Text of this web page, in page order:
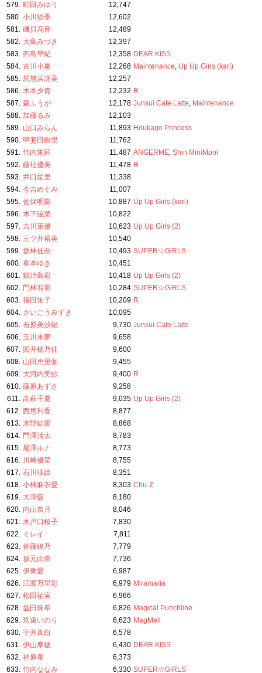
579. 町田みゆう
12,747
580. 小川紗季
12,602
581. 磯貝花音
12,489
582. 大島みづき
12,397
583. 四島早紀 12,358 DEAR KISS
584. 古川小夏 12,268 Maintenance, Up Up Girls (kari)
585. 尻無浜冴美
12,257
586. 木本夕貴 12,232 R
587. 森ふうか 12,178 Junsui Cafe Latte, Maintenance
588. 加藤るみ
12,103
589. 山口みらん 11,893 Houkago Princess
590. 甲斐田樹里
11,762
591. 竹内朱莉 11,487 ANGERME, Shin MiniMoni
592. 藤社優美 11,478 R
593. 井口栞里
11,338
594. 今吉めぐみ
11,007
595. 佐保明梨 10,887 Up Up Girls (kari)
596. 木下綾菜
10,822
597. 吉川茉優 10,623 Up Up Girls (2)
598. 三ツ井裕美
10,540
599. 坂林佳奈 10,493 SUPER☆GiRLS
600. 春本ゆき
10,451
601. 鍛治島彩 10,418 Up Up Girls (2)
602. 門林有羽 10,284 SUPER☆GiRLS
603. 福田朱子 10,209 R
604. さいごうみずき
10,095
605. 石原美沙紀 9,730 Junsui Cafe Latte
606. 玉川来夢
9,658
607. 照井穂乃佳
9,600
608. 山田恵里伽
9,455
609. 大河内美紗 9,400 R
610. 藤原あずさ
9,258
611. 高萩千夏 9,035 Up Up Girls (2)
612. 西恵利香
8,877
613. 水野結愛
8,868
614. 門澤清太
8,783
615. 尾澤ルナ
8,773
616. 川崎優菜
8,755
617. 石川咲姫
8,351
618. 小林麻衣愛 8,303 Chu-Z
619. 大澤藍
8,180
620. 内山奈月
8,046
621. 木戸口桜子
7,830
622. ミレイ
7,811
623. 佐藤綾乃
7,779
624. 坂元由奈
7,736
625. 伊東愛
6,987
626. 江渡万里彩 6,979 Miramaria
627. 松田祐実
6,966
628. 益田珠希 6,826 Magical Punchline
629. 玖遠いのり 6,623 MagMell
630. 宇井真白
6,578
631. 伊山摩穂 6,430 DEAR KISS
632. 神原孝
6,373
633. 竹内ななみ 6,330 SUPER☆GiRLS